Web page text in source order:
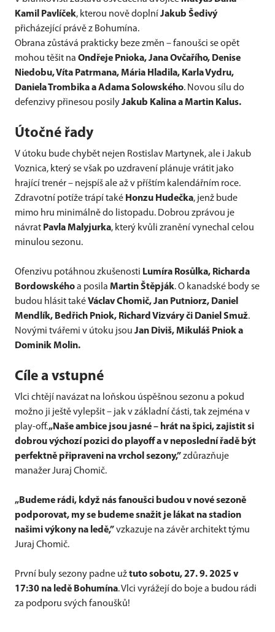
Kamil Pavlíček, kterou nově doplní Jakub Šedivý
přicházející právě z Bohumína.
Obrana zůstává prakticky beze změn – fanoušci se opět
mohou těšit na Ondřeje Pnioka, Jana Ovčařího, Denise
Niedobu, Víta Patrmana, Mária Hladila, Karla Vydru,
Daniela Trombika a Adama Solowského. Novou sílu do
defenzivy přinesou posilyJakub Kalina a Martin Kalus.
Útočné řady
V útoku bude chybět nejen Rostislav Martynek, ale i Jakub
Voznica, který se však po uzdravení plánuje vrátit jako
hrající trenér – nejspíš ale až v příštím kalendářním roce.
Zdravotní potíže trápí také Honzu Hudečka, jenž bude
mimo hru minimálně do listopadu. Dobrou zprávou je
návrat Pavla Malyjurka, který kvůli zranění vynechal celou
minulou sezonu.
Ofenzivu potáhnou zkušenosti Lumíra Rosůlka, Richarda
Bordowskéhoa posila Martin Štěpják. O kanadské body se
budou hlásit takéVáclav Chomič, Jan Putniorz, Daniel
Mendlík, Bedřich Pniok, Richard Vizváry či Daniel Smuž.
Novými tvářemi v útoku jsou Jan Diviš, Mikuláš Pniok a
Dominik Molin.
Cíle a vstupné
Vlci chtějí navázat na loňskou úspěšnou sezonu a pokud
možno ji ještě vylepšit – jak v základní části, tak zejména v
play-off.„Naše ambice jsou jasné – hrát na špici, zajistit si
dobrou výchozí pozici do playoff a v neposlední řadě být
perfektně připraveni na vrchol sezony,”zdůrazňuje
manažer Juraj Chomič.
„Budeme rádi, když nás fanoušci budou v nové sezoně
podporovat, my se budeme snažit je lákat na stadion
našimi výkony na ledě,”vzkazuje na závěr architekt týmu
Juraj Chomič.
První buly sezony padne užtuto sobotu, 27. 9. 2025 v
17:30 na ledě Bohumína. Vlci vyrážejí do boje a budou rádi
za podporu svých fanoušků!